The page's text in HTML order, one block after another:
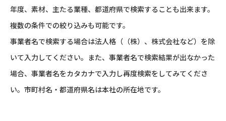
年度、素材、主たる業種、都道府県で検索することも出来ます。
複数の条件での絞り込みも可能です。
事業者名で検索する場合は法人格（（株）、株式会社など）を除
いて入力してください。また、事業者名で検索結果が出なかった
場合、事業者名をカタカナで入力し再度検索をしてみてくださ
い。市町村名・都道府県名は本社の所在地です。